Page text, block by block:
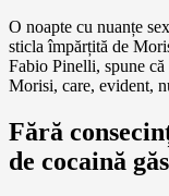
O noapte cu nuanțe
sticla împărțită de
Fabio Pinelli, spune
Morisi, care, evident,
Fără
de cocaină